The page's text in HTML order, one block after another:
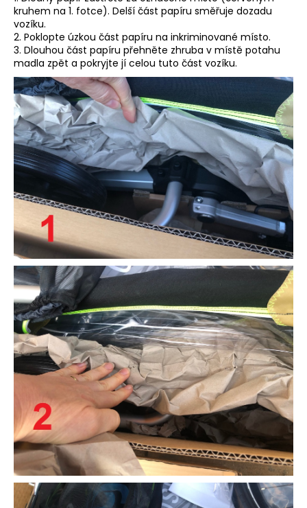
kruhem na 1. fotce). Delší část papíru směřuje dozadu
vozíku.
2. Poklopte úzkou část papíru na inkriminované místo.
3. Dlouhou část papíru přehněte zhruba v místě potahu
madla zpět a pokryjte jí celou tuto část vozíku.